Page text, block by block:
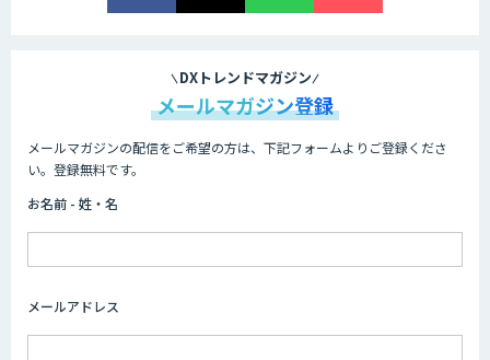
と議事録化『スマレコ』
DXトレンドマガジン
メールマガジン登録
メールマガジンの配信をご希望の方は、下記フォームよりご登録くださ
い。登録無料です。
お名前 - 姓・名
メールアドレス